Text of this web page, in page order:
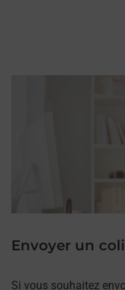
Envoyer un
Si vous souhaitez